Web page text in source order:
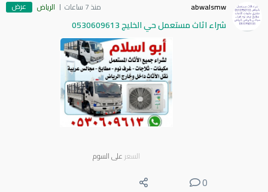
abwalsmw منذ 7 ساعات الرياض عرض
شراء اثاث مستعمل حي الخليج 0530609613
السعر على السوم
0